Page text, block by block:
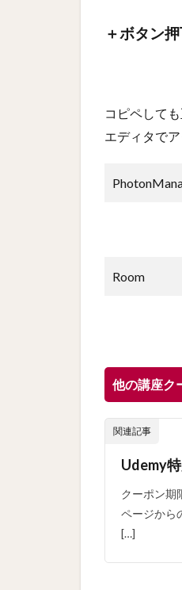
＋ボタン
コピペして
エディタで
Room
他の講座ク
関連記事
Udemy
クーポン期
ページから
[…]